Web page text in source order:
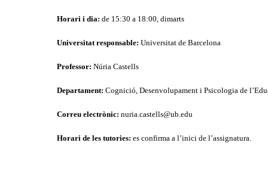
Horari i dia:de 15:30 a 18:00, dimarts
Universitat responsable:Universitat de Barcelona
Professor:Núria Castells
Departament:Cognició, Desenvolupament i Psicologia de
Correu electrònic:nuria.castells@ub.edu
Horari de les tutories:es confirma a l’inici de l’assignatura.